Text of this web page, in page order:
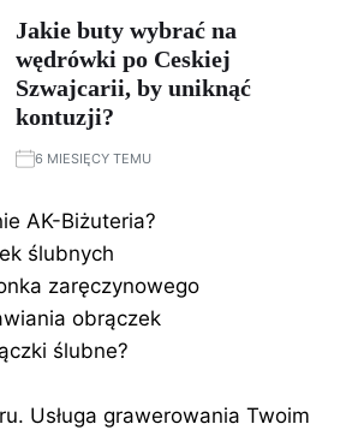
Jakie buty wybrać na
wędrówki po Ceskiej
Szwajcarii, by uniknąć
kontuzji?
6 MIESIĘCY TEMU
AK-Biżuteria?
ślubnych
zaręczynowego
obrączek
ślubne?
Usługa grawerowania Twoim